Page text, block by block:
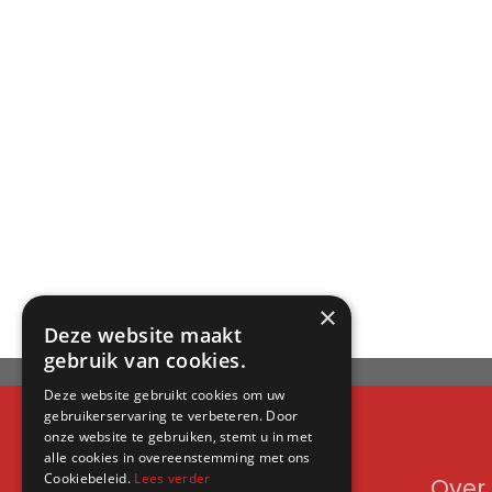
×
Deze website maakt
gebruik van cookies.
Deze website gebruikt cookies om uw
gebruikerservaring te verbeteren. Door
onze website te gebruiken, stemt u in met
alle cookies in overeenstemming met ons
Cookiebeleid. Lees verder